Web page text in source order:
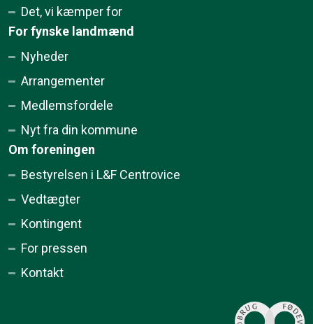
Det, vi kæmper for
For fynske landmænd
Nyheder
Arrangementer
Medlemsfordele
Nyt fra din kommune
Om foreningen
Bestyrelsen i L&F Centrovice
Vedtægter
Kontingent
For pressen
Kontakt